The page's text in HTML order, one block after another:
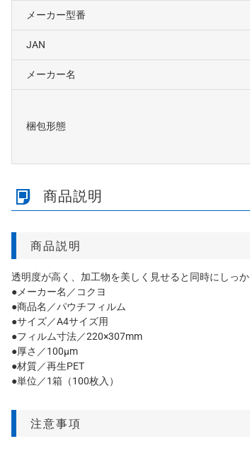
メーカー型番
JAN
メーカー名
梱包形態
商品説明
商品説明
透明度が高く、加工物を美しく見せると同時にしっ
●メーカー名／コクヨ
●商品名／パウチフィルム
●サイズ／A4サイズ用
●フィルム寸法／220×307mm
●厚さ／100μm
●材質／再生PET
●単位／1箱（100枚入）
注意事項